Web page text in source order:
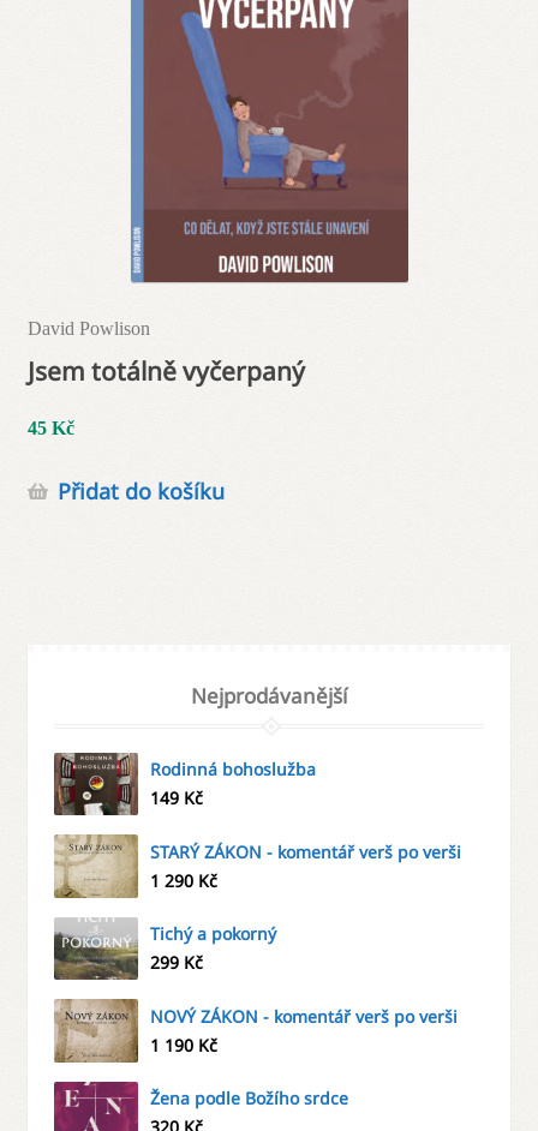
David Powlison
Jsem totálně vyčerpaný
45 Kč
Přidat do košíku
Nejprodávanější
Rodinná bohoslužba
149 Kč
STARÝ ZÁKON - komentář verš po verši
1 290 Kč
Tichý a pokorný
299 Kč
NOVÝ ZÁKON - komentář verš po verši
1 190 Kč
Žena podle Božího srdce